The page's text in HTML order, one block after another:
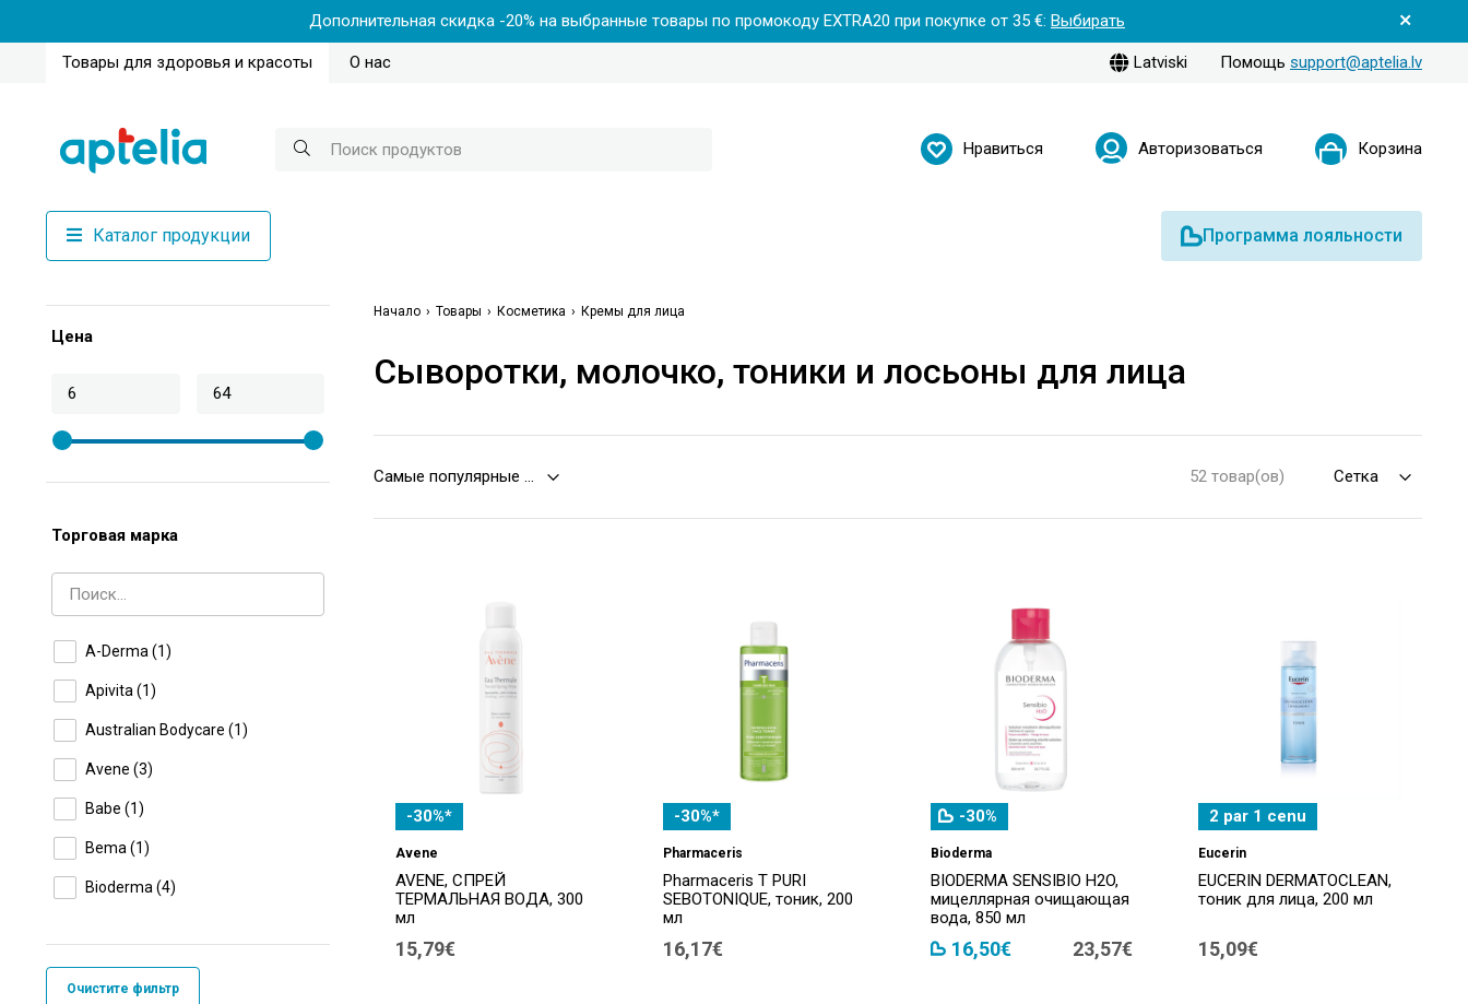
Дополнительная скидка -20% на выбранные товары по промокоду EXTRA20 при покупке от 35 €: Выбирать
Товары для здоровья и красоты О нас Latviski Помощь support@aptelia.lv
Нравиться Авторизоваться Корзина
Каталог продукции Программа лояльности
Цена
Торговая марка
A-Derma (1)
Apivita (1)
Australian Bodycare (1)
Avene (3)
Babe (1)
Bema (1)
Bioderma (4)
Dead Sea(1)
Очистите фильтр
Начало Товары Косметика Кремы для лица
Сыворотки, молочко, тоники и лосьоны для лица
52 товар(ов)
-30%*
Avene
AVENE, СПРЕЙ
ТЕРМАЛЬНАЯ ВОДА, 300
мл
15,79€
-30%*
Pharmaceris
Pharmaceris T PURI
SEBOTONIQUE, тоник, 200
мл
16,17€
-30%
Bioderma
BIODERMA SENSIBIO H2O,
мицеллярная очищающая
вода, 850 мл
16,50€ 23,57€
2 par 1 cenu
Eucerin
EUCERIN DERMATOCLEAN,
тоник для лица, 200 мл
15,09€